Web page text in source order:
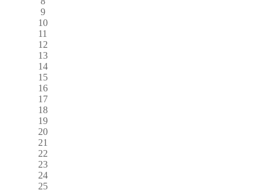
9
10
11
12
13
14
15
16
17
18
19
20
21
22
23
24
25